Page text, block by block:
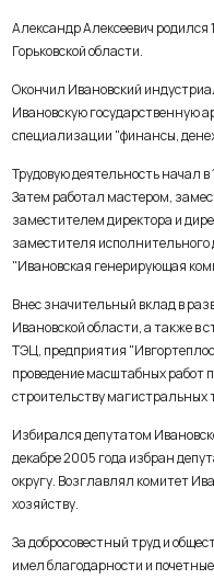
Александр Алексеевич родился
Горьковской области.
Окончил Ивановский
Ивановскую государственную
специализации "финансы,
Трудовую деятельность начал
Затем работал мастером,
заместителем директора и
заместителя исполнительного
"Ивановская генерирующая
Внес значительный вклад в
Ивановской области, а также в
ТЭЦ, предприятия
проведение масштабных работ
строительству магистральных
Избирался депутатом
декабре 2005 года избран
округу. Возглавлял комитет
хозяйству.
За добросовестный труд и
имел благодарности и